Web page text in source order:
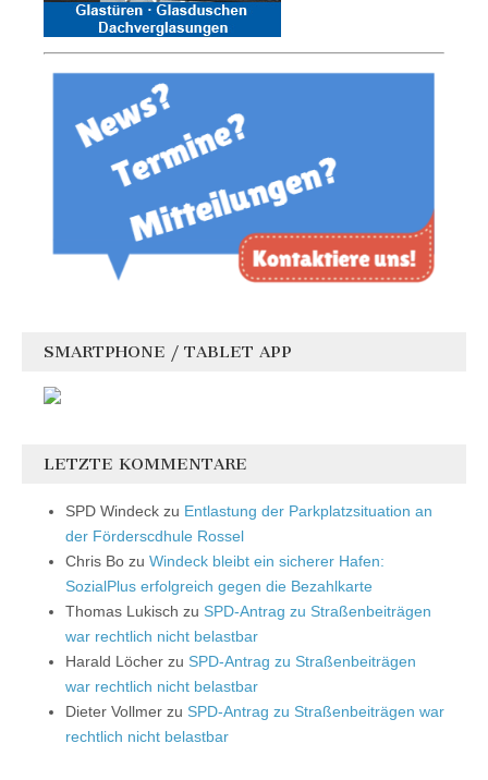
SMARTPHONE / TABLET APP
LETZTE KOMMENTARE
SPD Windeck zu Entlastung der Parkplatzsituation an
der Förderscdhule Rossel
Chris Bo zu Windeck bleibt ein sicherer Hafen:
SozialPlus erfolgreich gegen die Bezahlkarte
Thomas Lukisch zu SPD-Antrag zu Straßenbeiträgen
war rechtlich nicht belastbar
Harald Löcher zu SPD-Antrag zu Straßenbeiträgen
war rechtlich nicht belastbar
Dieter Vollmer zu SPD-Antrag zu Straßenbeiträgen war
rechtlich nicht belastbar